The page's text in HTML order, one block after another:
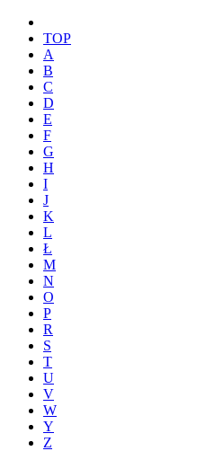
TOP
A
B
C
D
E
F
G
H
I
J
K
L
Ł
M
N
O
P
R
S
T
U
V
W
Y
Z